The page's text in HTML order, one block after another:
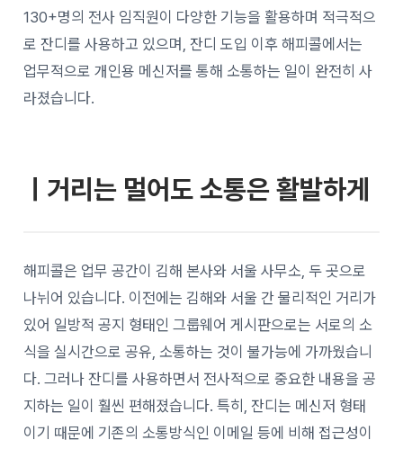
130+명의 전사 임직원이 다양한 기능을 활용하며 적극적으
로 잔디를 사용하고 있으며, 잔디 도입 이후 해피콜에서는
업무적으로 개인용 메신저를 통해 소통하는 일이 완전히 사
라졌습니다.
ㅣ거리는 멀어도 소통은 활발하게
해피콜은 업무 공간이 김해 본사와 서울 사무소, 두 곳으로
나뉘어 있습니다. 이전에는 김해와 서울 간 물리적인 거리가
있어 일방적 공지 형태인 그룹웨어 게시판으로는 서로의 소
식을 실시간으로 공유, 소통하는 것이 불가능에 가까웠습니
다. 그러나 잔디를 사용하면서 전사적으로 중요한 내용을 공
지하는 일이 훨씬 편해졌습니다. 특히, 잔디는 메신저 형태
이기 때문에 기존의 소통방식인 이메일 등에 비해 접근성이